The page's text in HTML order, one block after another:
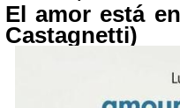
El amor está
Castagnetti)